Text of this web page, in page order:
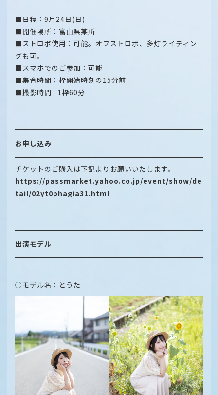
■日程：9月24日(日)
■開催場所：富山県某所
■ストロボ使用：可能。オフストロボ、多灯ライティン
グも可。
■スマホでのご参加：可能
■集合時間：枠開始時刻の15分前
■撮影時間 : 1枠60分
お申し込み
チケットのご購入は下記よりお願いいたします。
https://passmarket.yahoo.co.jp/event/show/de
tail/02yt0phagia31.html
出演モデル
○モデル名：とうた